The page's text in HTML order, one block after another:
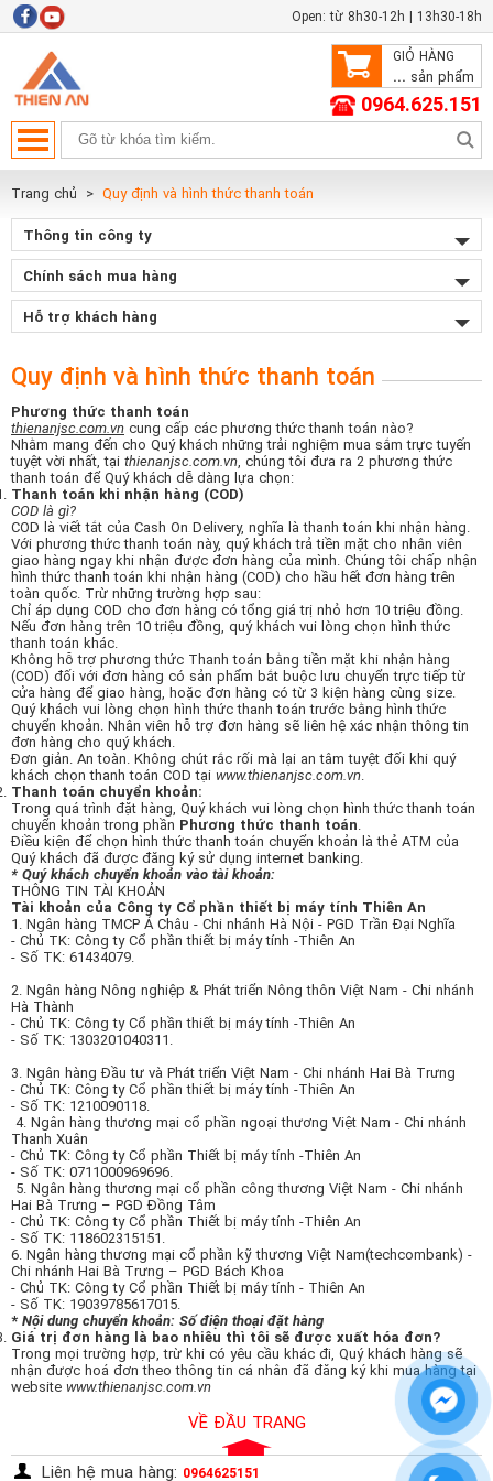
Open: từ 8h30-12h | 13h30-18h
GIỎ HÀNG
... sản phẩm
0964.625.151
Trang chủ Quy định và hình thức thanh toán
Thông tin công ty
Chính sách mua hàng
Hỗ trợ khách hàng
Quy định và hình thức thanh toán
Phương thức thanh toán
thienanjsc.com.vn cung cấp các phương thức thanh toán nào?
Nhằm mang đến cho Quý khách những trải nghiệm mua sắm trực tuyến
tuyệt vời nhất, tại thienanjsc.com.vn, chúng tôi đưa ra 2 phương thức
thanh toán để Quý khách dễ dàng lựa chọn:
Thanh toán khi nhận hàng (COD)
COD là gì?
COD là viết tắt của Cash On Delivery, nghĩa là thanh toán khi nhận hàng.
Với phương thức thanh toán này, quý khách trả tiền mặt cho nhân viên
giao hàng ngay khi nhận được đơn hàng của mình. Chúng tôi chấp nhận
hình thức thanh toán khi nhận hàng (COD) cho hầu hết đơn hàng trên
toàn quốc. Trừ những trường hợp sau:
Chỉ áp dụng COD cho đơn hàng có tổng giá trị nhỏ hơn 10 triệu đồng.
Nếu đơn hàng trên 10 triệu đồng, quý khách vui lòng chọn hình thức
thanh toán khác.
Không hỗ trợ phương thức Thanh toán bằng tiền mặt khi nhận hàng
(COD) đối với đơn hàng có sản phẩm bắt buộc lưu chuyển trực tiếp từ
cửa hàng để giao hàng, hoặc đơn hàng có từ 3 kiện hàng cùng size.
Quý khách vui lòng chọn hình thức thanh toán trước bằng hình thức
chuyển khoản. Nhân viên hỗ trợ đơn hàng sẽ liên hệ xác nhận thông tin
đơn hàng cho quý khách.
Đơn giản. An toàn. Không chút rắc rối mà lại an tâm tuyệt đối khi quý
khách chọn thanh toán COD tại www.thienanjsc.com.vn.
Thanh toán chuyển khoản:
Trong quá trình đặt hàng, Quý khách vui lòng chọn hình thức thanh toán
chuyển khoản trong phần Phương thức thanh toán.
Điều kiện để chọn hình thức thanh toán chuyển khoản là thẻ ATM của
Quý khách đã được đăng ký sử dụng internet banking.
* Quý khách chuyển khoản vào tài khoản:
THÔNG TIN TÀI KHOẢN
Tài khoản của Công ty Cổ phần thiết bị máy tính Thiên An
1. Ngân hàng TMCP Á Châu - Chi nhánh Hà Nội - PGD Trần Đại Nghĩa
- Chủ TK: Công ty Cổ phần thiết bị máy tính -Thiên An
- Số TK: 61434079.
2. Ngân hàng Nông nghiệp & Phát triển Nông thôn Việt Nam - Chi nhánh
Hà Thành
- Chủ TK: Công ty Cổ phần thiết bị máy tính -Thiên An
- Số TK: 1303201040311.
3. Ngân hàng Đầu tư và Phát triển Việt Nam - Chi nhánh Hai Bà Trưng
- Chủ TK: Công ty Cổ phần thiết bị máy tính -Thiên An
- Số TK: 1210090118.
4. Ngân hàng thương mại cổ phần ngoại thương Việt Nam - Chi nhánh
Thanh Xuân
- Chủ TK: Công ty Cổ phần Thiết bị máy tính -Thiên An
- Số TK: 0711000969696.
5. Ngân hàng thương mại cổ phần công thương Việt Nam - Chi nhánh
Hai Bà Trưng – PGD Đồng Tâm
- Chủ TK: Công ty Cổ phần Thiết bị máy tính -Thiên An
- Số TK: 118602315151.
6. Ngân hàng thương mại cổ phần kỹ thương Việt Nam(techcombank) -
Chi nhánh Hai Bà Trưng – PGD Bách Khoa
- Chủ TK: Công ty Cổ phần Thiết bị máy tính - Thiên An
- Số TK: 19039785617015.
* Nội dung chuyển khoản: Số điện thoại đặt hàng
Giá trị đơn hàng là bao nhiêu thì tôi sẽ được xuất hóa đơn?
Trong mọi trường hợp, trừ khi có yêu cầu khác đi, Quý khách hàng sẽ
nhận được hoá đơn theo thông tin cá nhân đã đăng ký khi mua hàng tại
website www.thienanjsc.com.vn
VỀ ĐẦU TRANG
Liên hệ mua hàng: 0964625151